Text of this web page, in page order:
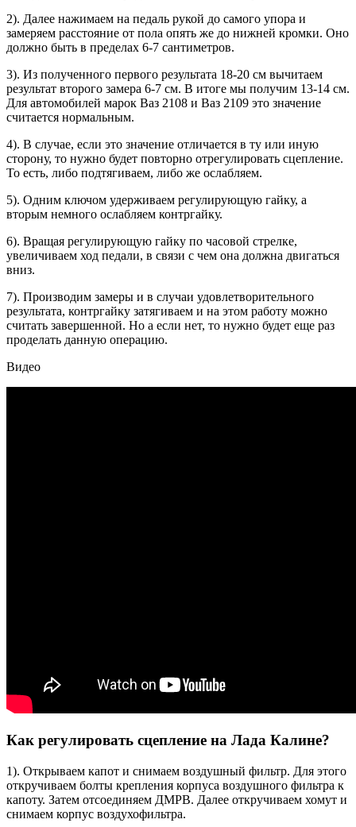
2). Далее нажимаем на педаль рукой до самого упора и
замеряем расстояние от пола опять же до нижней кромки. Оно
должно быть в пределах 6-7 сантиметров.
3). Из полученного первого результата 18-20 см вычитаем
результат второго замера 6-7 см. В итоге мы получим 13-14 см.
Для автомобилей марок Ваз 2108 и Ваз 2109 это значение
считается нормальным.
4). В случае, если это значение отличается в ту или иную
сторону, то нужно будет повторно отрегулировать сцепление.
То есть, либо подтягиваем, либо же ослабляем.
5). Одним ключом удерживаем регулирующую гайку, а
вторым немного ослабляем контргайку.
6). Вращая регулирующую гайку по часовой стрелке,
увеличиваем ход педали, в связи с чем она должна двигаться
вниз.
7). Производим замеры и в случаи удовлетворительного
результата, контргайку затягиваем и на этом работу можно
считать завершенной. Но а если нет, то нужно будет еще раз
проделать данную операцию.
Видео
Как регулировать сцепление на Лада Калине?
1). Открываем капот и снимаем воздушный фильтр. Для этого
откручиваем болты крепления корпуса воздушного фильтра к
капоту. Затем отсоединяем ДМРВ. Далее откручиваем хомут и
снимаем корпус воздухофильтра.